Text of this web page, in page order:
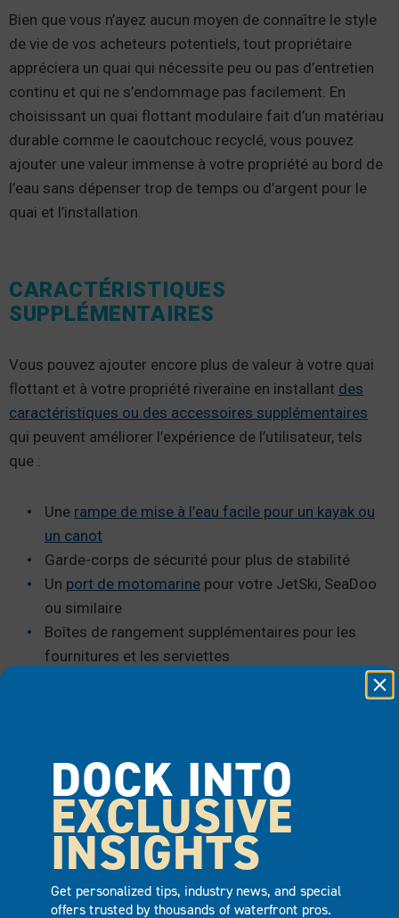
Bien que vous n’ayez aucun moyen de connaître le style
de vie de vos acheteurs potentiels, tout propriétaire
appréciera un quai qui nécessite peu ou pas d’entretien
continu et qui ne s’endommage pas facilement. En
choisissant un quai flottant modulaire fait d’un matériau
durable comme le caoutchouc recyclé, vous pouvez
ajouter une valeur immense à votre propriété au bord de
l’eau sans dépenser trop de temps ou d’argent pour le
quai et l’installation.
CARACTÉRISTIQUES
SUPPLÉMENTAIRES
Vous pouvez ajouter encore plus de valeur à votre quai
flottant et à votre propriété riveraine en installant des
caractéristiques ou des accessoires supplémentaires
qui peuvent améliorer l’expérience de l’utilisateur, tels
que :
Une rampe de mise à l’eau facile pour un kayak ou
un canot
Garde-corps de sécurité pour plus de stabilité
Un port de motomarine pour votre JetSki, SeaDoo
ou similaire
Boîtes de rangement supplémentaires pour les
fournitures et les serviettes
avec échelles ou glissades
Pour garder votre quai sûr et stable lors de fortes
tempêtes, vous devriez également envisager d’investir
dans unsystème d’ancrage de quaià installer avec votre
quai flottant.
DOCK INTO
EXCLUSIVE
INSIGHTS
Get personalized tips, industry news, and special
offers trusted by thousands of waterfront pros.